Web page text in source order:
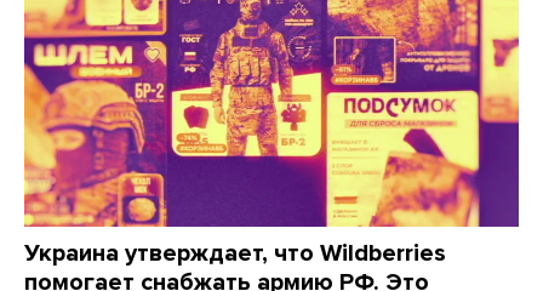
Украина утверждает, что Wildberries
помогает снабжать армию РФ. Это